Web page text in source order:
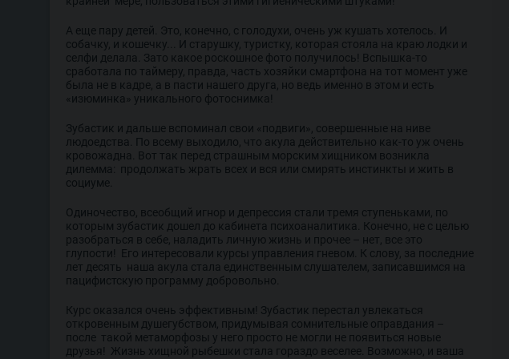
А еще пару детей. Это, конечно, с голодухи, очень уж кушать хотелось. И
собачку, и кошечку... И старушку, туристку, которая стояла на краю лодки и
селфи делала. Зато какое роскошное фото получилось! Вспышка-то
сработала по таймеру, правда, часть хозяйки смартфона на тот момент уже
была не в кадре, а в пасти нашего друга, но ведь именно в этом и есть
«изюминка» уникального фотоснимка!
Зубастик и дальше вспоминал свои «подвиги», совершенные на ниве
людоедства. По всему выходило, что акула действительно как-то уж очень
кровожадна. Вот так перед страшным морским хищником возникла
дилемма: продолжать жрать всех и вся или смирять инстинкты и жить в
социуме.
Одиночество, всеобщий игнор и депрессия стали тремя ступеньками, по
которым зубастик дошел до кабинета психоаналитика. Конечно, не с целью
разобраться в себе, наладить личную жизнь и прочее – нет, все это
глупости! Его интересовали курсы управления гневом. К слову, за последние
лет десять наша акула стала единственным слушателем, записавшимся на
пацифистскую программу добровольно.
Курс оказался очень эффективным! Зубастик перестал увлекаться
откровенным душегубством, придумывая сомнительные оправдания –
после такой метаморфозы у него просто не могли не появиться новые
друзья! Жизнь хищной рыбешки стала гораздо веселее. Возможно, и ваша